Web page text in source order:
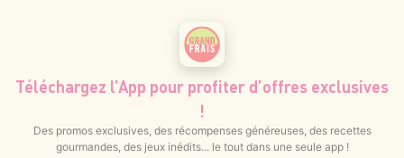
Téléchargez l’App pour profiter d’offres exclusives
!
Des promos exclusives, des récompenses généreuses, des recettes
gourmandes, des jeux inédits... le tout dans une seule app !